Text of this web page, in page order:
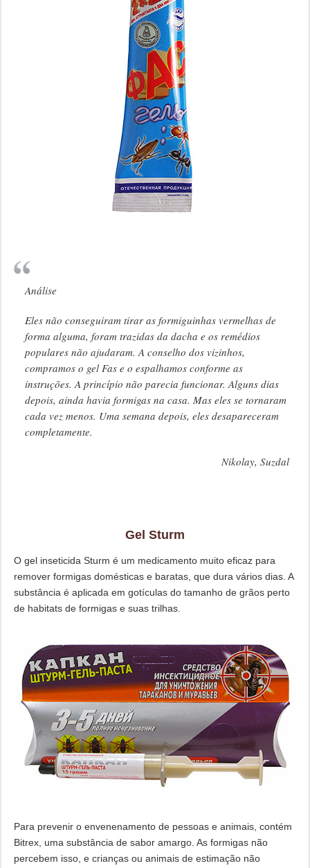
Análise
Eles não conseguiram tirar as formiguinhas vermelhas de
forma alguma, foram trazidas da dacha e os remédios
populares não ajudaram. A conselho dos vizinhos,
compramos o gel Fas e o espalhamos conforme as
instruções. A princípio não parecia funcionar. Alguns dias
depois, ainda havia formigas na casa. Mas eles se tornaram
cada vez menos. Uma semana depois, eles desapareceram
completamente.
Nikolay, Suzdal
Gel Sturm
O gel inseticida Sturm é um medicamento muito eficaz para
remover formigas domésticas e baratas, que dura vários dias. A
substância é aplicada em gotículas do tamanho de grãos perto
de habitats de formigas e suas trilhas.
Para prevenir o envenenamento de pessoas e animais, contém
Bitrex, uma substância de sabor amargo. As formigas não
percebem isso, e crianças ou animais de estimação não